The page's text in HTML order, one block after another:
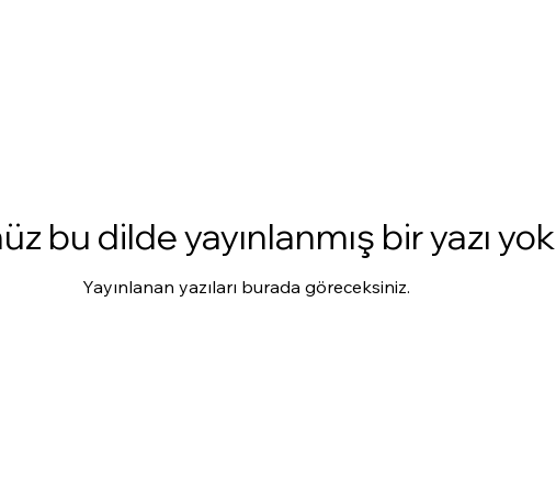
bu dilde yayınlanmış bir yazı yok
Yayınlanan yazıları burada göreceksiniz.